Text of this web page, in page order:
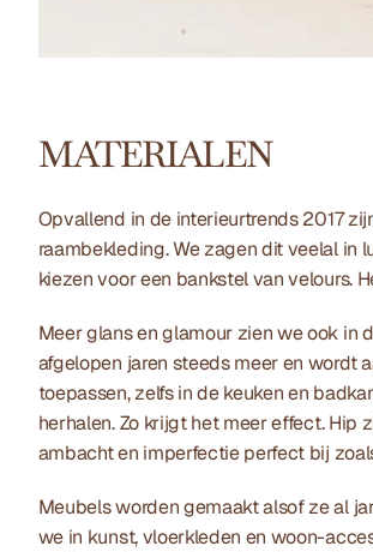
MATERIALEN
Opvallend in de interieurtrends 2017
raambekleding. We zagen dit veelal in
kiezen voor een bankstel van velours.
Meer glans en glamour zien we ook in
afgelopen jaren steeds meer en wordt
toepassen, zelfs in de keuken en
herhalen. Zo krijgt het meer effect.
ambacht en imperfectie perfect bij
Meubels worden gemaakt alsof ze al
we in kunst, vloerkleden en woon-